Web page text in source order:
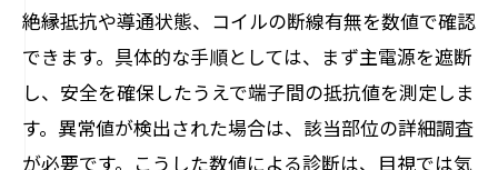
絶縁抵抗や導通状態、コイルの断線有無を数値で確認
できます。具体的な手順としては、まず主電源を遮断
し、安全を確保したうえで端子間の抵抗値を測定しま
す。異常値が検出された場合は、該当部位の詳細調査
が必要です。こうした数値による診断は、目視では気